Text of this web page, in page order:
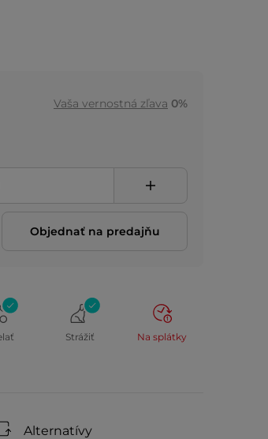
Vaša vernostná zľava 0%
Objednať na predajňu
Strážiť Na splátky
Alternatívy